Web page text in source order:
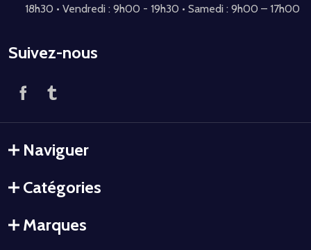
18h30 • Vendredi : 9h00 - 19h30 • Samedi : 9h00 – 17h00
Suivez-nous
Naviguer
Catégories
Marques